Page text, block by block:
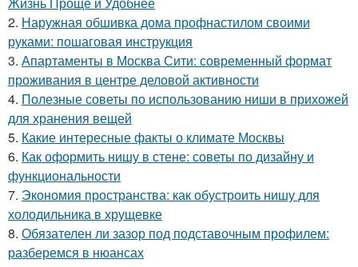
2. Наружная обшивка дома профнастилом своими
руками: пошаговая инструкция
3. Апартаменты в Москва Сити: современный формат
проживания в центре деловой активности
4. Полезные советы по использованию ниши в прихожей
для хранения вещей
5. Какие интересные факты о климате Москвы
6. Как оформить нишу в стене: советы по дизайну и
функциональности
7. Экономия пространства: как обустроить нишу для
холодильника в хрущевке
8. Обязателен ли зазор под подставочным профилем:
разберемся в нюансах